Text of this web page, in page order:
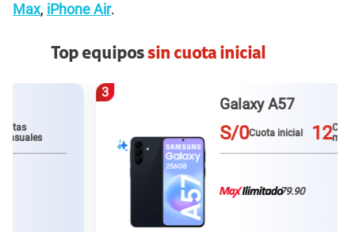
Max, iPhone Air.
Top equipossin cuota inicial
S/0 12Cuotas
mensuales
79.90